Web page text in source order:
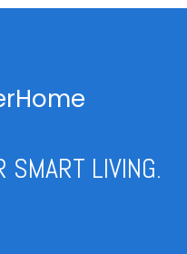
SMART LIVING.